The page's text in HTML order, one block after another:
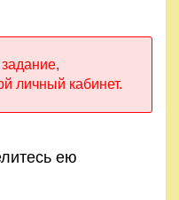
личный кабинет.
ею